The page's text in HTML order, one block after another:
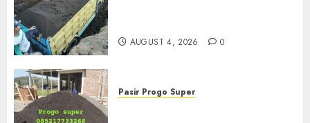
AUGUST 4, 2026 0
Pasir Progo Super